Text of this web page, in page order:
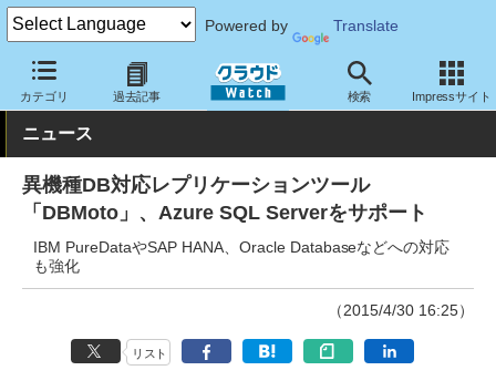
Powered by Translate
カテゴリ 過去記事 検索 Impressサイト
クラウド Watch サービス・ソフト ソフトウェア ミドルウェア
ニュース
異機種DB対応レプリケーションツール
「DBMoto」、Azure SQL Serverをサポート
IBM PureDataやSAP HANA、Oracle Databaseなどへの対応
も強化
（2015/4/30 16:25）
リスト